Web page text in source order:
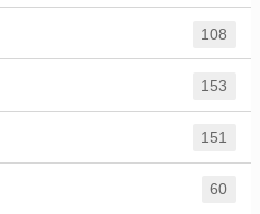
108
153
151
60